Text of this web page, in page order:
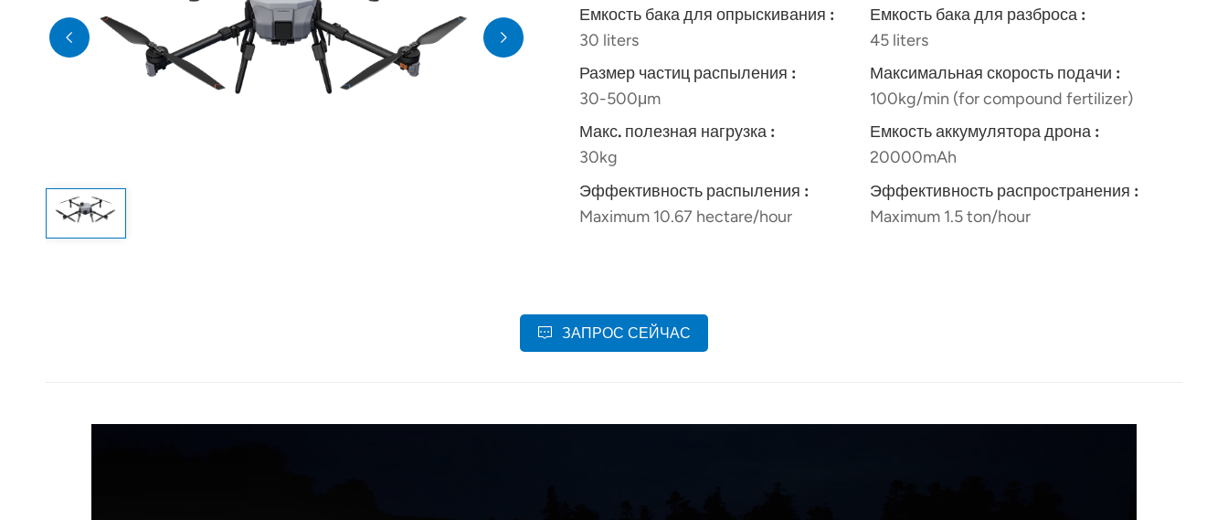
Емкость бака для опрыскивания :
30 liters
Емкость бака для разброса :
45 liters
Размер частиц распыления :
30-500μm
Максимальная скорость подачи :
100kg/min (for compound fertilizer)
Макс. полезная нагрузка :
30kg
Емкость аккумулятора дрона :
20000mAh
Эффективность распыления :
Maximum 10.67 hectare/hour
Эффективность распространения :
Maximum 1.5 ton/hour
ЗАПРОС СЕЙЧАС